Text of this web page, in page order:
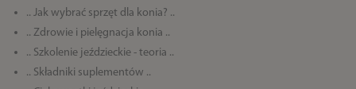
.. Jak wybrać sprzęt dla konia? ..
.. Zdrowie i pielęgnacja konia ..
.. Szkolenie jeździeckie - teoria ..
.. Składniki suplementów ..